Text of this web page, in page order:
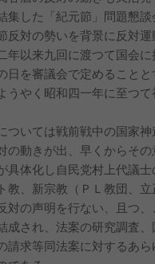
集した「紀元節」問題懇
反対の勢いを背景に反対
年以来九回に渡つて国会
日を審議会で定めること
うやく昭和四一年に至つ
ついては戦前戦中の国家
の動きが出、早くからそ
具体化し自民党村上代議
教、新宗教（ＰＬ教団、
対の声明を行ない、且つ
成され、法案の研究調査
請求等同法案に対するあ